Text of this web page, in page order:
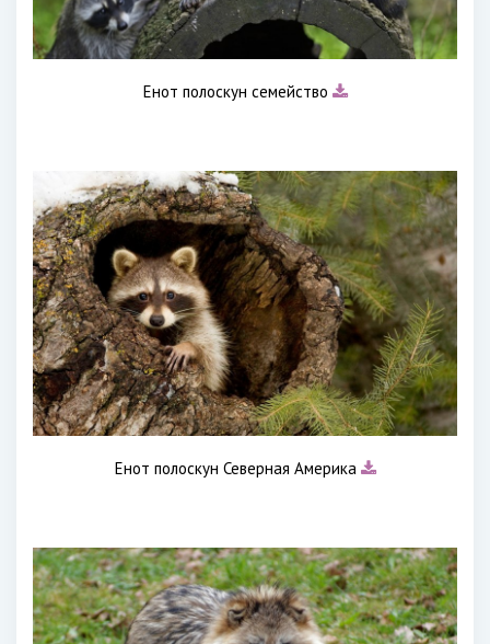
Енот полоскун семейство
Енот полоскун Северная Америка